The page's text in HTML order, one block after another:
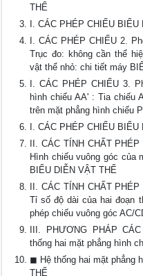
THỂ
I. CÁC PHÉP CHIẾU
I. CÁC PHÉP CHIẾU 2.
Trục đo: không cần thể
vật thể nhỏ: chi tiết máy
I. CÁC PHÉP CHIẾU 3.
hình chiếu AA' : Tia chiếu
trên mặt phẳng hình chiếu
I. CÁC PHÉP CHIẾU
II. CÁC TÍNH CHẤT
Hình chiếu vuông góc của
BIỂU DIỄN VẬT THỂ
II. CÁC TÍNH CHẤT
Tỉ số độ dài của hai đoạn
phép chiếu vuông góc AC/
III. PHƯƠNG PHÁP
thống hai mặt phẳng hình
◼ Hệ thống hai mặt phẳng
THỂ